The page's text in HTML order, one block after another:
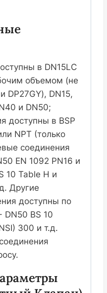
в DN15LC
объемом (не
DP27GY), DN15,
и DN50;
доступны в BSP
NPT (только
соединения
EN 1092 PN16 и
10 Table H и
Другие
доступны по
DN50 BS 10
300 и т.д.